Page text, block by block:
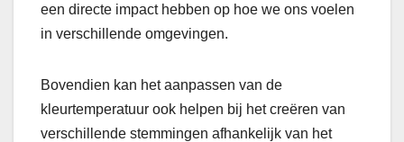
een directe impact hebben op hoe we ons voelen
in verschillende omgevingen.
Bovendien kan het aanpassen van de
kleurtemperatuur ook helpen bij het creëren van
verschillende stemmingen afhankelijk van het